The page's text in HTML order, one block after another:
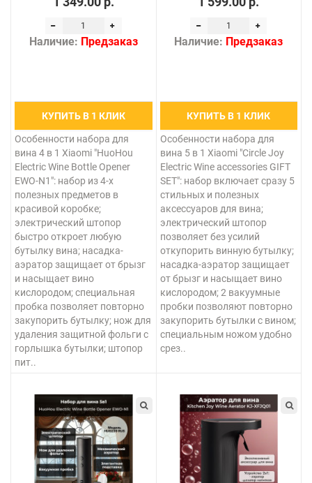
Наличие: Предзаказ
КУПИТЬ В 1 КЛИК
Особенности набора для
вина 4 в 1 Xiaomi "HuoHou
Electric Wine Bottle Opener
EWO-N1": набор из 4-х
полезных предметов в
красивой коробке;
электрический штопор
быстро откроет любую
бутылку вина; насадка-
аэратор защищает от брызг
и насыщает вино
кислородом; специальная
пробка позволяет повторно
закупорить бутылку; нож для
удаления защитной фольги с
горлышка бутылки; штопор
пит..
Наличие: Предзаказ
КУПИТЬ В 1 КЛИК
Особенности набора для
вина 5 в 1 Xiaomi "Circle Joy
Electric Wine accessories GIFT
SET": набор включает сразу 5
стильных и полезных
аксессуаров для вина;
электрический штопор
позволяет без усилий
откупорить винную бутылку;
насадка-аэратор защищает
от брызг и насыщает вино
кислородом; 2 вакуумные
пробки позволяют повторно
закупорить бутылки с вином;
специальным ножом удобно
срез..